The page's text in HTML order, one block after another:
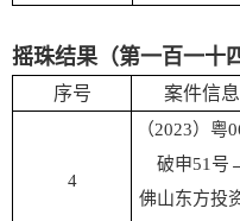
摇珠结果（第一百一十
序号 案件信息
4
（2023）粤
破申51号
佛山东方投